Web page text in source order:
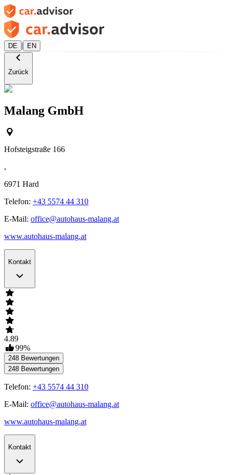
DE | EN
Zurück
Malang GmbH
Hofsteigstraße 166
,
6971 Hard
Telefon: +43 5574 44 310
E-Mail: office@autohaus-malang.at
www.autohaus-malang.at
Kontakt
4.89
99%
248 Bewertungen
248 Bewertungen
Telefon: +43 5574 44 310
E-Mail: office@autohaus-malang.at
www.autohaus-malang.at
Kontakt